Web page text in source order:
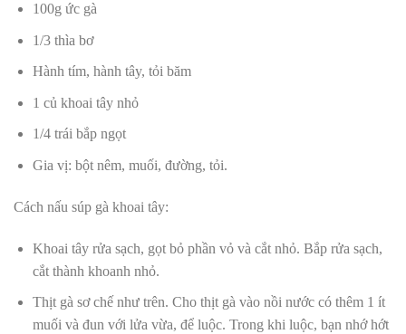
100g ức gà
1/3 thìa bơ
Hành tím, hành tây, tỏi băm
1 củ khoai tây nhỏ
1/4 trái bắp ngọt
Gia vị: bột nêm, muối, đường, tỏi.
Cách nấu súp gà khoai tây:
Khoai tây rửa sạch, gọt bỏ phần vỏ và cắt nhỏ. Bắp rửa sạch,
cắt thành khoanh nhỏ.
Thịt gà sơ chế như trên. Cho thịt gà vào nồi nước có thêm 1 ít
muối và đun với lửa vừa, để luộc. Trong khi luộc, bạn nhớ hớt